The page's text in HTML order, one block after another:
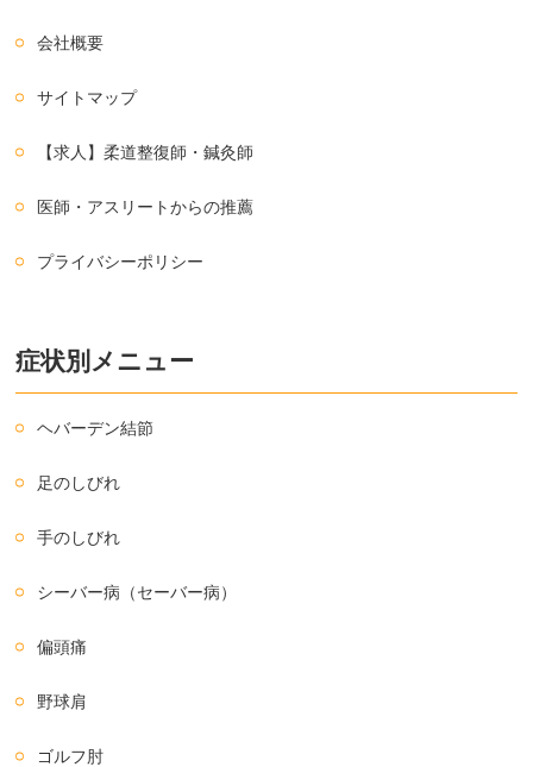
会社概要
サイトマップ
【求人】柔道整復師・鍼灸師
医師・アスリートからの推薦
プライバシーポリシー
症状別メニュー
ヘバーデン結節
足のしびれ
手のしびれ
シーバー病（セーバー病）
偏頭痛
野球肩
ゴルフ肘